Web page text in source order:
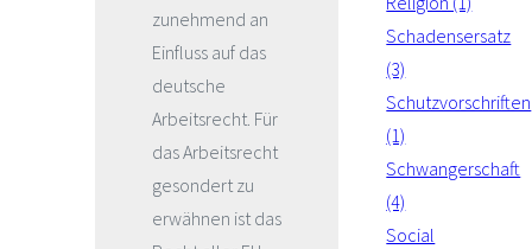
zunehmend an
Einfluss auf das
deutsche
Arbeitsrecht. Für
das Arbeitsrecht
gesondert zu
erwähnen ist das
Schadensersatz
(3)
Schutzvorschriften
(1)
Schwangerschaft
(4)
Social